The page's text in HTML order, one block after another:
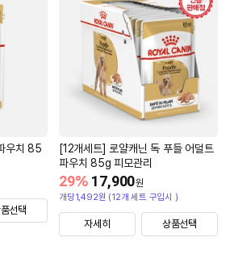
우치 85
선택
[12개세트] 로얄캐닌 독 푸들 어덜트
파우치 85g 피모관리
17,900원
29%
개당1,492원 (12개 세트 구입시 )
자세히 상품선택